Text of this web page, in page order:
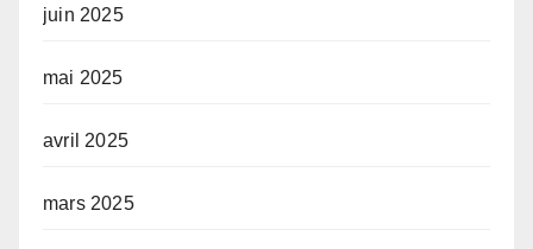
juin 2025
mai 2025
avril 2025
mars 2025